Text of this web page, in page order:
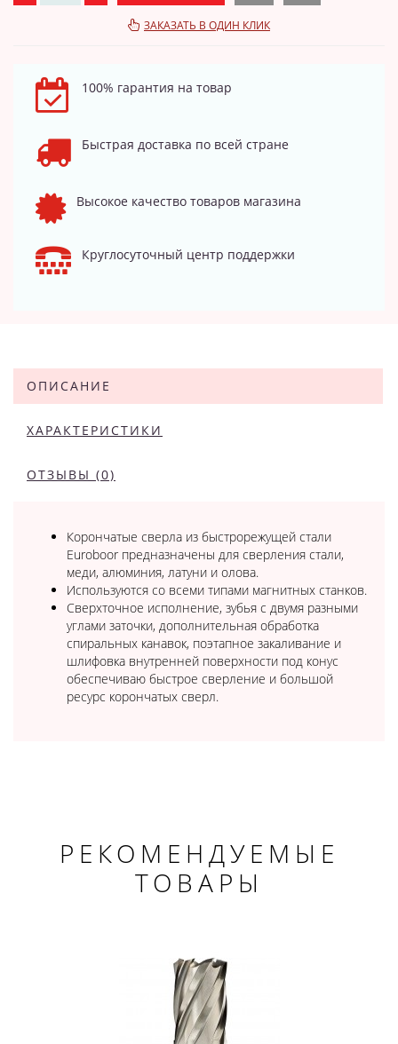
ЗАКАЗАТЬ В ОДИН КЛИК
100% гарантия на товар
Быстрая доставка по всей стране
Высокое качество товаров магазина
Круглосуточный центр поддержки
ОПИСАНИЕ
ХАРАКТЕРИСТИКИ
ОТЗЫВЫ (0)
Корончатые сверла из быстрорежущей стали
Euroboor предназначены для сверления стали,
меди, алюминия, латуни и олова.
Используются со всеми типами магнитных станков.
Сверхточное исполнение, зубья с двумя разными
углами заточки, дополнительная обработка
спиральных канавок, поэтапное закаливание и
шлифовка внутренней поверхности под конус
обеспечиваю быстрое сверление и большой
ресурс корончатых сверл.
РЕКОМЕНДУЕМЫЕ
ТОВАРЫ